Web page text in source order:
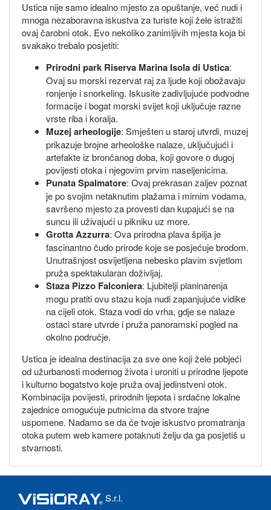
Ustica nije samo idealno mjesto za opuštanje, već nudi i
mnoga nezaboravna iskustva za turiste koji žele istražiti
ovaj čarobni otok. Evo nekoliko zanimljivih mjesta koja bi
svakako trebalo posjetiti:
Prirodni park Riserva Marina Isola di Ustica:
Ovaj su morski rezervat raj za ljude koji obožavaju
ronjenje i snorkeling. Iskusite zadivljujuće podvodne
formacije i bogat morski svijet koji uključuje razne
vrste riba i koralja.
Muzej arheologije: Smješten u staroj utvrdi, muzej
prikazuje brojne arheološke nalaze, uključujući i
artefakte iz brončanog doba, koji govore o dugoj
povijesti otoka i njegovim prvim naseljenicima.
Punata Spalmatore: Ovaj prekrasan zaljev poznat
je po svojim netaknutim plažama i mirnim vodama,
savršeno mjesto za provesti dan kupajući se na
suncu ili uživajući u pikniku uz more.
Grotta Azzurra: Ova prirodna plava špilja je
fascinantno čudo prirode koje se posjećuje brodom.
Unutrašnjost osvijetljena nebesko plavim svjetlom
pruža spektakularan doživljaj.
Staza Pizzo Falconiera: Ljubitelji planinarenja
mogu pratiti ovu stazu koja nudi zapanjujuće vidike
na cijeli otok. Staza vodi do vrha, gdje se nalaze
ostaci stare utvrde i pruža panoramski pogled na
okolno područje.
Ustica je idealna destinacija za sve one koji žele pobjeći
od užurbanosti modernog života i uroniti u prirodne ljepote
i kulturno bogatstvo koje pruža ovaj jedinstveni otok.
Kombinacija povijesti, prirodnih ljepota i srdačne lokalne
zajednice omogućuje putnicima da stvore trajne
uspomene. Nadamo se da će tvoje iskustvo promatranja
otoka putem web kamere potaknuti želju da ga posjetiš u
stvarnosti.
S.r.l.